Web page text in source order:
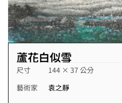
蘆花白似雪
尺寸
144 × 37 公分
藝術家
袁之靜